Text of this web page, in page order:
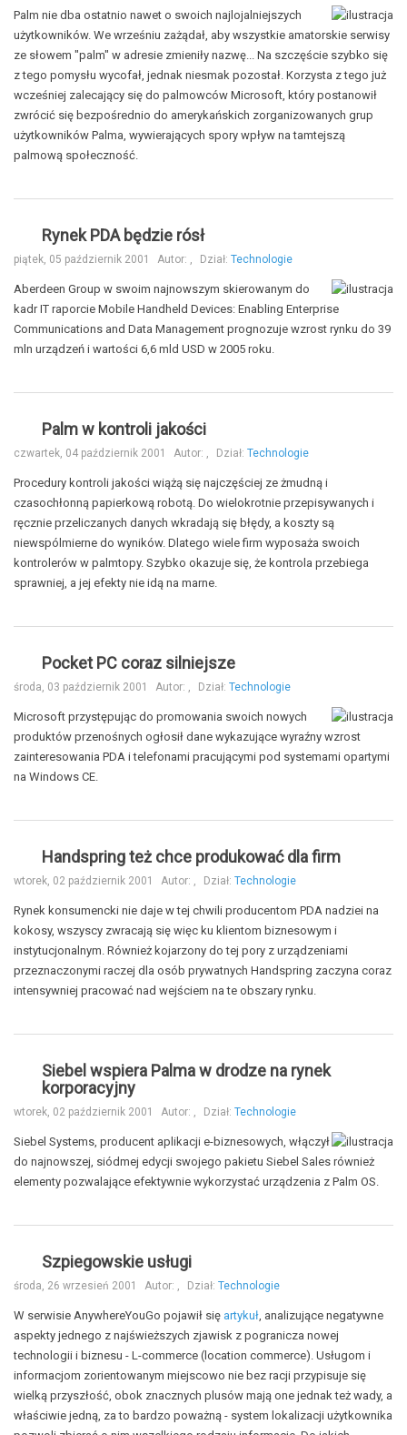
Palm nie dba ostatnio nawet o swoich najlojalniejszych
użytkowników. We wrześniu zażądał, aby wszystkie amatorskie serwisy
ze słowem "palm" w adresie zmieniły nazwę... Na szczęście szybko się
z tego pomysłu wycofał, jednak niesmak pozostał. Korzysta z tego już
wcześniej zalecający się do palmowców Microsoft, który postanowił
zwrócić się bezpośrednio do amerykańskich zorganizowanych grup
użytkowników Palma, wywierających spory wpływ na tamtejszą
palmową społeczność.
Rynek PDA będzie rósł
piątek, 05 październik 2001 Autor: , Dział: Technologie
Aberdeen Group w swoim najnowszym skierowanym do
kadr IT raporcie Mobile Handheld Devices: Enabling Enterprise
Communications and Data Management prognozuje wzrost rynku do 39
mln urządzeń i wartości 6,6 mld USD w 2005 roku.
Palm w kontroli jakości
czwartek, 04 październik 2001 Autor: , Dział: Technologie
Procedury kontroli jakości wiążą się najczęściej ze żmudną i
czasochłonną papierkową robotą. Do wielokrotnie przepisywanych i
ręcznie przeliczanych danych wkradają się błędy, a koszty są
niewspólmierne do wyników. Dlatego wiele firm wyposaża swoich
kontrolerów w palmtopy. Szybko okazuje się, że kontrola przebiega
sprawniej, a jej efekty nie idą na marne.
Pocket PC coraz silniejsze
środa, 03 październik 2001 Autor: , Dział: Technologie
Microsoft przystępując do promowania swoich nowych
produktów przenośnych ogłosił dane wykazujące wyraźny wzrost
zainteresowania PDA i telefonami pracującymi pod systemami opartymi
na Windows CE.
Handspring też chce produkować dla firm
wtorek, 02 październik 2001 Autor: , Dział: Technologie
Rynek konsumencki nie daje w tej chwili producentom PDA nadziei na
kokosy, wszyscy zwracają się więc ku klientom biznesowym i
instytucjonalnym. Również kojarzony do tej pory z urządzeniami
przeznaczonymi raczej dla osób prywatnych Handspring zaczyna coraz
intensywniej pracować nad wejściem na te obszary rynku.
Siebel wspiera Palma w drodze na rynek
korporacyjny
wtorek, 02 październik 2001 Autor: , Dział: Technologie
Siebel Systems, producent aplikacji e-biznesowych, włączył
do najnowszej, siódmej edycji swojego pakietu Siebel Sales również
elementy pozwalające efektywnie wykorzystać urządzenia z Palm OS.
Szpiegowskie usługi
środa, 26 wrzesień 2001 Autor: , Dział: Technologie
W serwisie AnywhereYouGo pojawił się artykuł, analizujące negatywne
aspekty jednego z najświeższych zjawisk z pogranicza nowej
technologii i biznesu - L-commerce (location commerce). Usługom i
informacjom zorientowanym miejscowo nie bez racji przypisuje się
wielką przyszłość, obok znacznych plusów mają one jednak też wady, a
właściwie jedną, za to bardzo poważną - system lokalizacji użytkownika